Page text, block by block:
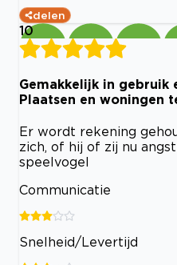
delen
10
Gemakkelijk in gebruik
Plaatsen en woningen
Er wordt rekening
zich, of hij of zij nu
speelvogel
Communicatie
Snelheid/Levertijd